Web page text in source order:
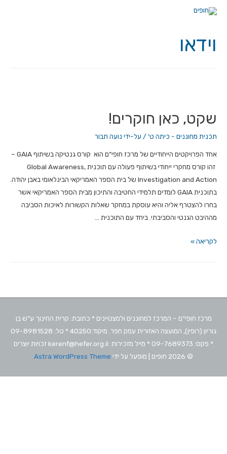
וידאו
שקט, כאן חוקרים!
תכנית מחוננים - כיתה ט' / על-ידי נועה תבור
אחד הפרויקטים הייחודיים של מרכז חופי"ם הוא קורס גנטיקה בשיתוף GAIA –
זהו קורס מחקרי ייחודי בשיתוף פעולה עם תוכנית Global Awareness,
Investigation and Action של בית הספר האמריקאי הבינלאומי באבן יהודה.
בתוכנית GAIA לומדים תלמידי החטיבה והתיכון מבית הספר האמריקאי אשר
בחרו להצטרף אליה והיא עוסקת במחקר שאלות הקשורות לאיכות הסביבה
מההיבט הגנטי והסביבתי. ביחד עם התוכנית …
שקט,
לקריאה »
מרכז חופי"ם – המרכז למחוננים ולמצטיינים * כתובת: קרית החינוך ע"ש בן
גוריון (רופין), המועצה האזורית עמק חפר. מיקוד:40250 * טל: 09-8981528
* פקס: 09-7689373 * מייל מזכירות: kerenf@hefer.org.il זכויות יוצרים
© 2026
חופים | מופעל על ידי Astra WordPress Theme